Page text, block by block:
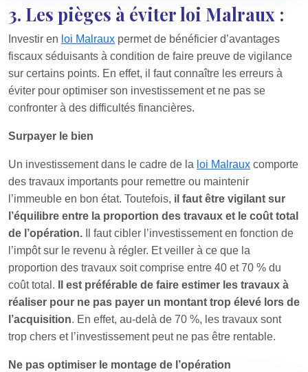
3. Les pièges à éviter loi Malraux :
Investir en loi Malraux permet de bénéficier d’avantages
fiscaux séduisants à condition de faire preuve de vigilance
sur certains points. En effet, il faut connaître les erreurs à
éviter pour optimiser son investissement et ne pas se
confronter à des difficultés financières.
Surpayer le bien
Un investissement dans le cadre de la loi Malraux comporte
des travaux importants pour remettre ou maintenir
l’immeuble en bon état. Toutefois, il faut être vigilant sur
l’équilibre entre la proportion des travaux et le coût total
de l’opération. Il faut cibler l’investissement en fonction de
l’impôt sur le revenu à régler. Et veiller à ce que la
proportion des travaux soit comprise entre 40 et 70 % du
coût total.
Il est préférable de faire estimer les travaux à
réaliser pour ne pas payer un montant trop élevé lors de
l’acquisition. En effet, au-delà de 70 %, les travaux sont
trop chers et l’investissement peut ne pas être rentable.
Ne pas optimiser le montage de l’opération